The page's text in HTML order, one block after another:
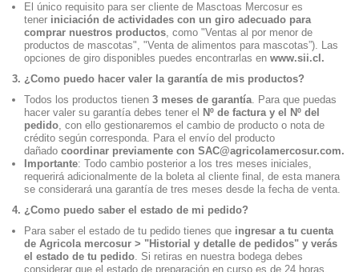
El único requisito para ser cliente de Masctoas Mercosur es
tener iniciación de actividades con un giro adecuado para
comprar nuestros productos, como "Ventas al por menor de
productos de mascotas", "Venta de alimentos para mascotas”). Las
opciones de giro disponibles puedes encontrarlas en www.sii.cl.
3. ¿Como puedo hacer valer la garantía de mis productos?
Todos los productos tienen 3 meses de garantía. Para que puedas
hacer valer su garantía debes tener el Nº de factura y el Nº del
pedido, con ello gestionaremos el cambio de producto o nota de
crédito según corresponda. Para el envío del producto
dañado coordinar previamente con SAC@agricolamercosur.com.
Importante: Todo cambio posterior a los tres meses iniciales,
requerirá adicionalmente de la boleta al cliente final, de esta manera
se considerará una garantía de tres meses desde la fecha de venta.
4. ¿Como puedo saber el estado de mi pedido?
Para saber el estado de tu pedido tienes que ingresar a tu cuenta
de Agricola mercosur > "Historial y detalle de pedidos" y verás
el estado de tu pedido. Si retiras en nuestra bodega debes
considerar que el estado de preparación en curso es de 24 horas,